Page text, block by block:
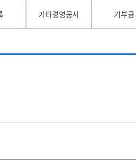
기타경영공시 기부금